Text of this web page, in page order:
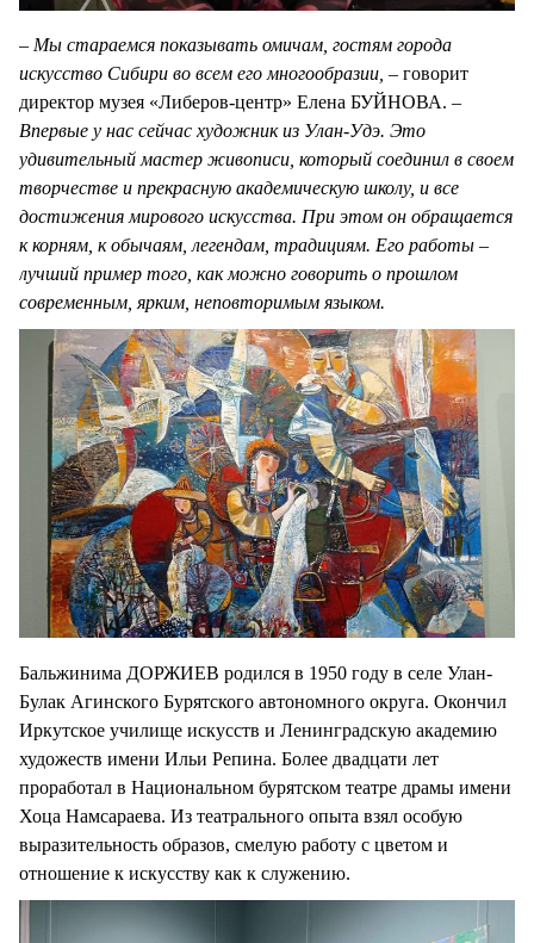
– Мы стараемся показывать омичам, гостям города
искусство Сибири во всем его многообразии, – говорит
директор музея «Либеров-центр» Елена БУЙНОВА. –
Впервые у нас сейчас художник из Улан-Удэ. Это
удивительный мастер живописи, который соединил в своем
творчестве и прекрасную академическую школу, и все
достижения мирового искусства. При этом он обращается
к корням, к обычаям, легендам, традициям. Его работы –
лучший пример того, как можно говорить о прошлом
современным, ярким, неповторимым языком.
Бальжинима ДОРЖИЕВ родился в 1950 году в селе Улан-
Булак Агинского Бурятского автономного округа. Окончил
Иркутское училище искусств и Ленинградскую академию
художеств имени Ильи Репина. Более двадцати лет
проработал в Национальном бурятском театре драмы имени
Хоца Намсараева. Из театрального опыта взял особую
выразительность образов, смелую работу с цветом и
отношение к искусству как к служению.